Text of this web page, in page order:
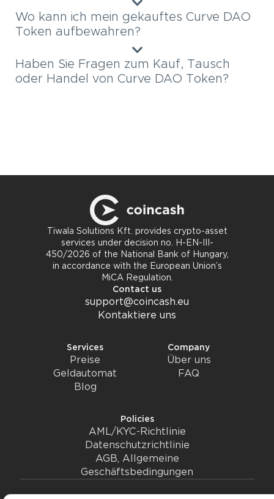
Wo kann ich mein gekauftes Curve DAO
Token aufbewahren?
Haben Sie Fragen zum Kauf, Tausch
oder Handel von Curve DAO Token?
Tiwala Solutions Kft. provides crypto-asset
services under decision no. H-EN-III-
450/2026 of the National Bank of Hungary,
in accordance with the European Union’s
MiCA Regulation.
Contact us
support@coincash.eu
Kontaktiere uns
Services
Preise
Geldautomat
Blog
Company
Über uns
FAQ
Policies
AML/KYC-Richtlinie
Datenschutzrichtlinie
AGB, Allgemeine
Geschäftsbedingungen